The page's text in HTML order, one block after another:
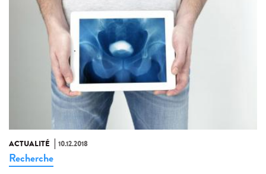
ACTUALITÉ 10.12.2018
Recherche